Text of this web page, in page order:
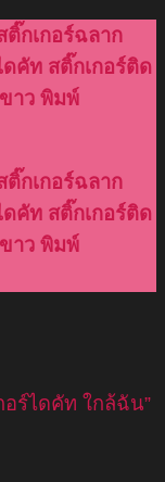
กเกอร์ฉลาก
ดคัท สติ๊กเกอร์ติด
าว พิมพ์
กเกอร์ฉลาก
ดคัท สติ๊กเกอร์ติด
าว พิมพ์
ร์ไดคัท ใกล้ฉัน”